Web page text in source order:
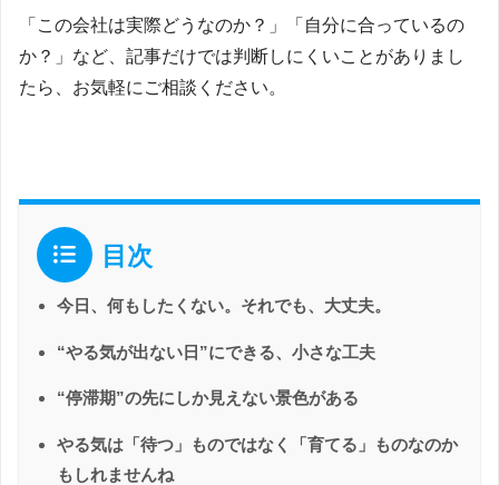
「この会社は実際どうなのか？」「自分に合っているの
か？」など、記事だけでは判断しにくいことがありまし
たら、お気軽にご相談ください。
目次
今日、何もしたくない。それでも、大丈夫。
“やる気が出ない日”にできる、小さな工夫
“停滞期”の先にしか見えない景色がある
やる気は「待つ」ものではなく「育てる」ものなのか
もしれませんね